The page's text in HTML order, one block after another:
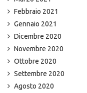
Febbraio 2021
Gennaio 2021
Dicembre 2020
Novembre 2020
Ottobre 2020
Settembre 2020
Agosto 2020